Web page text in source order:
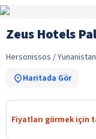
Zeus Hotels
Hersonissos / Yunanistan
Haritada Gör
Fiyatları görmek için